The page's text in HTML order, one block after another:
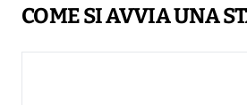
COME SI AVVIA UNA